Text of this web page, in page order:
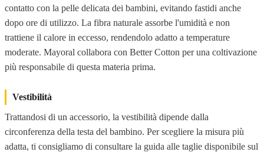
contatto con la pelle delicata dei bambini, evitando fastidi anche
dopo ore di utilizzo. La fibra naturale assorbe l'umidità e non
trattiene il calore in eccesso, rendendolo adatto a temperature
moderate. Mayoral collabora con Better Cotton per una coltivazione
più responsabile di questa materia prima.
Vestibilità
Trattandosi di un accessorio, la vestibilità dipende dalla
circonferenza della testa del bambino. Per scegliere la misura più
adatta, ti consigliamo di consultare la guida alle taglie disponibile sul